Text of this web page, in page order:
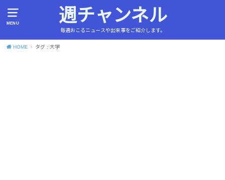
MENU 週チャンネル
毎週おこるニュースや出来事をご紹介します。
HOME タグ : 大学